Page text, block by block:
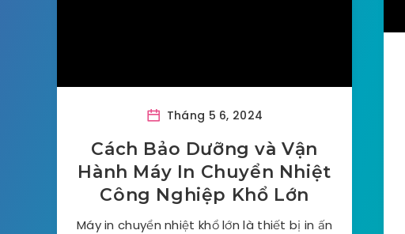
Tháng 5 6, 2024
Cách Bảo Dưỡng và Vận
Hành Máy In Chuyển Nhiệt
Công Nghiệp Khổ Lớn
Máy in chuyển nhiệt khổ lớn là thiết bị in ấn